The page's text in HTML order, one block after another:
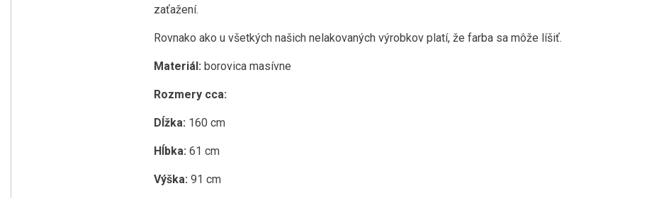
zaťažení.
Rovnako ako u všetkých našich nelakovaných výrobkov platí, že farba sa môže líšiť.
Materiál: borovica masívne
Rozmery cca:
Dĺžka: 160 cm
Hĺbka: 61 cm
Výška: 91 cm